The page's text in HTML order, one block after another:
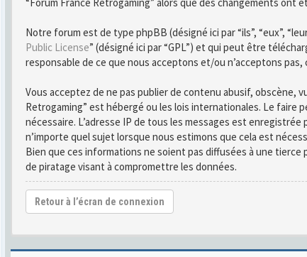
Notre forum est de type phpBB (désigné ici par “ils”, “eux”,
Public License” (désigné ici par “GPL”) et qui peut être
responsable de ce que nous acceptons et/ou n’acceptons
Vous acceptez de ne pas publier de contenu abusif, obscène,
Retrogaming” est hébergé ou les lois internationales. Le faire
nécessaire. L’adresse IP de tous les messages est
n’importe quel sujet lorsque nous estimons que cela est
Bien que ces informations ne soient pas diffusées à une
de piratage visant à compromettre les données.
Retour à l’écran de connexion